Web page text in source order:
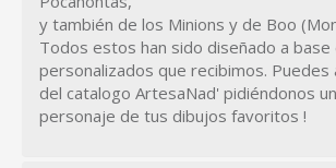
y también de los Minions y de Boo
Todos estos han sido diseñado a
personalizados que recibimos. Puedes
del catalogo ArtesaNad' pidiéndonos
personaje de tus dibujos favoritos !